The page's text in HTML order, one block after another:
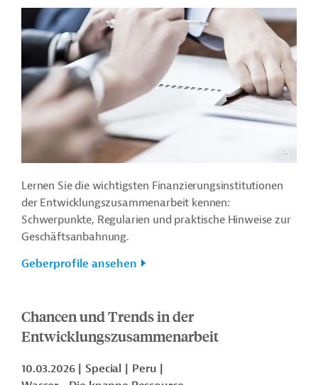
Lernen Sie die wichtigsten Finanzierungsinstitutionen
der Entwicklungszusammenarbeit kennen:
Schwerpunkte, Regularien und praktische Hinweise zur
Geschäftsanbahnung.
Geberprofile ansehen
Chancen und Trends in der
Entwicklungszusammenarbeit
10.03.2026 Special
Peru